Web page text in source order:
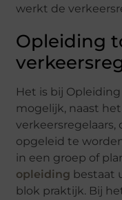
werkt de
Opleiding
Het is bij
mogelijk, naast
opgeleid te
in een groep of
opleiding bestaat
blok praktijk. Bij